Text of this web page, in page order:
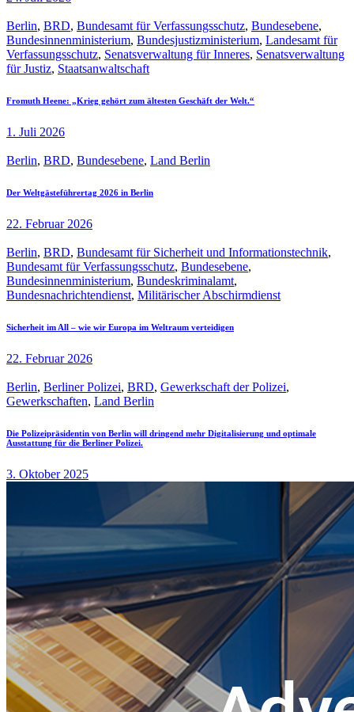
Berlin, BRD, Bundesamt für Verfassungsschutz, Bundesebene,
Bundesinnenministerium, Bundesjustizministerium, Landesamt für
Verfassungsschutz, Senatsverwaltung für Inneres, Senatsverwaltung
für Justiz, Staatsanwaltschaft
Fromuth Heene: „Krieg gehört zum ältesten Geschäft der Welt.“
1. Juli 2026
Berlin, BRD, Bundesebene, Land Berlin
Der Weltgästeführertag 2026 in Berlin
22. Februar 2026
Berlin, BRD, Bundesamt für Sicherheit und Informationstechnik,
Bundesamt für Verfassungsschutz, Bundesebene,
Bundesinnenministerium, Bundeskriminalamt,
Bundesnachrichtendienst, Militärischer Abschirmdienst
Sicherheit im All – wie wir Europa im Weltraum verteidigen
22. Februar 2026
Berlin, Berliner Polizei, BRD, Gewerkschaft der Polizei,
Gewerkschaften, Land Berlin
Die Polizeipräsidentin von Berlin will dringend mehr Digitalisierung und optimale
Ausstattung für die Berliner Polizei.
3. Oktober 2025